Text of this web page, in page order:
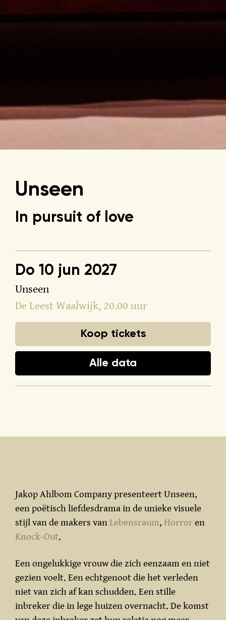
Unseen
In pursuit of love
do 10 jun 2027
Unseen
De Leest Waalwijk, 20.00 uur
Koop tickets
Alle data
Jakop Ahlbom Company presenteert Unseen,
een poëtisch liefdesdrama in de unieke visuele
stijl van de makers vanLebensraum, Horroren
Knock-Out.
Een ongelukkige vrouw die zich eenzaam en niet
gezien voelt. Een echtgenoot die het verleden
niet van zich af kan schudden. Een stille
inbreker die in lege huizen overnacht. De komst